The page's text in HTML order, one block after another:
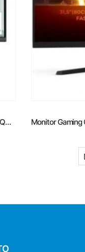
Monitor Profesional Curvo AOC CU34P3CV 34’/ WQHD/ Multimedia/ Regulable en altura/ Negro